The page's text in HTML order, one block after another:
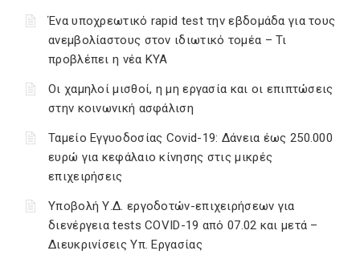
Ένα υποχρεωτικό rapid test την εβδομάδα για τους
ανεμβολίαστους στον ιδιωτικό τομέα – Τι
προβλέπει η νέα ΚΥΑ
Οι χαμηλοί μισθοί, η μη εργασία και οι επιπτώσεις
στην κοινωνική ασφάλιση
Ταμείο Εγγυοδοσίας Covid-19: Δάνεια έως 250.000
ευρώ για κεφάλαιο κίνησης στις μικρές
επιχειρήσεις
Υποβολή Υ.Δ. εργοδοτών-επιχειρήσεων για
διενέργεια tests COVID-19 από 07.02 και μετά –
Διευκρινίσεις Υπ. Εργασίας